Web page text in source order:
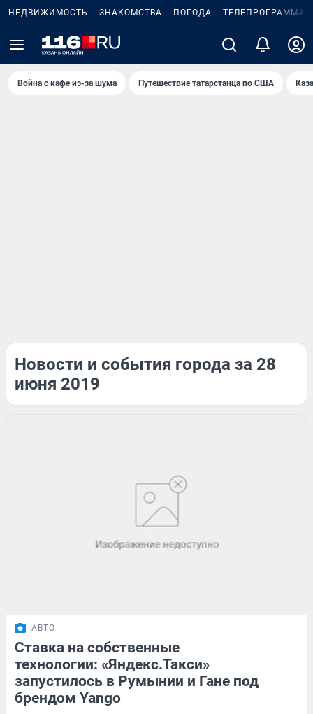
НЕДВИЖИМОСТЬ ЗНАКОМСТВА ПОГОДА ТЕЛЕПРОГРАММА
Война с кафе из-за шума Путешествие татарстанца по США
Новости и события города за 28
июня 2019
АВТО
Ставка на собственные
технологии: «Яндекс.Такси»
запустилось в Румынии и Гане под
брендом Yango